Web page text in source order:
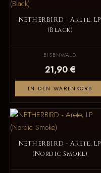
NETHERBIRD - Arete, LP
(Black)
EISENWALD
21,90 €
IN DEN WARENKORB
NETHERBIRD - Arete, LP
(Nordic Smoke)